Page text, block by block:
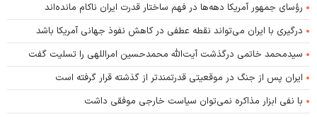
رؤسای جمهور آمریکا دهه‌ها در فهم ساختار قدرت ایران ناکام مانده‌اند
درگیری با ایران می‌تواند نقطه عطفی در کاهش نفوذ جهانی آمریکا باشد
سیدمحمد خاتمی درگذشت آیت‌الله محمدحسین امراللهی را تسلیت گفت
ایران پس از جنگ در موقعیتی قدرتمندتر از گذشته قرار گرفته است
با نفی ابزار مذاکره نمی‌توان سیاست خارجی موفقی داشت